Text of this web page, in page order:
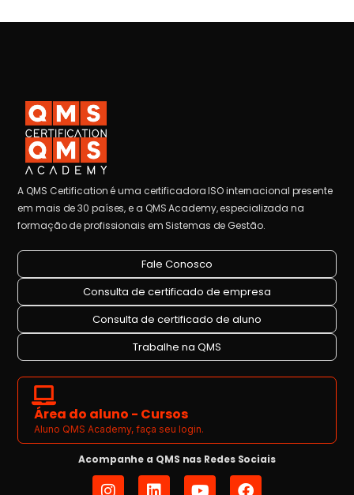
A QMS Certification é uma certificadora ISO internacional presente
em mais de 30 países, e a QMS Academy, especializada na
formação de profissionais em Sistemas de Gestão.
Fale Conosco
Consulta de certificado de empresa
Consulta de certificado de aluno
Trabalhe na QMS
Área do aluno - Cursos
Aluno QMS Academy, faça seu login.
Acompanhe a QMS nas Redes Sociais
I
L
Y
F